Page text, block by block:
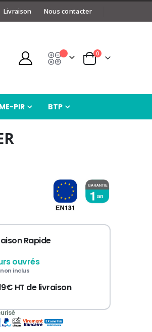
Livraison Nous contacter
Panier
0articles
Devis
PIR BTP
Rapide
ouvrés
non inclus
HT de livraison